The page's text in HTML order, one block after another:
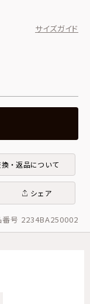
サイズガイド
・返品について
シェア
番号 2234BA250002